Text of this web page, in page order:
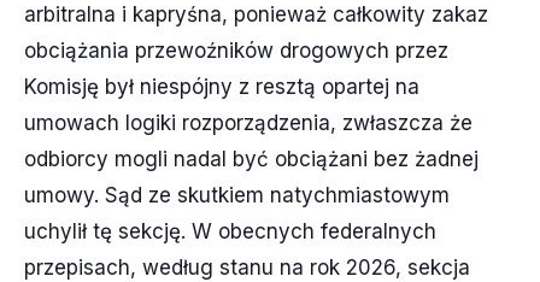
arbitralna i kapryśna, ponieważ całkowity zakaz
obciążania przewoźników drogowych przez
Komisję był niespójny z resztą opartej na
umowach logiki rozporządzenia, zwłaszcza że
odbiorcy mogli nadal być obciążani bez żadnej
umowy. Sąd ze skutkiem natychmiastowym
uchylił tę sekcję. W obecnych federalnych
przepisach, według stanu na rok 2026, sekcja